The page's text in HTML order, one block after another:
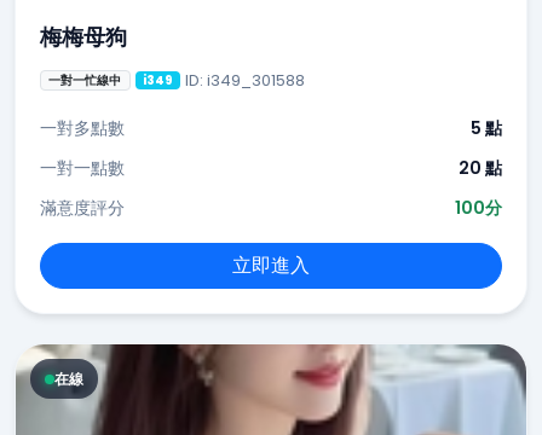
梅梅母狗
一對一忙線中 i349 ID: i349_301588
一對多點數
5 點
一對一點數
20 點
滿意度評分
100分
立即進入
在線